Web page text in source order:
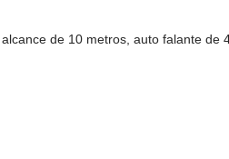
de 10 metros, auto falante